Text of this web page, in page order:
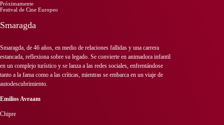
Próximamente
Festival de Cine Europeo
Smaragda
Smaragda, de 46 años, en medio de relaciones fallidas y una carrera
estancada, reflexiona sobre su legado. Se convierte en animadora infantil
en un complejo turístico y se lanza a las redes sociales, enfrentándose
tanto a la fama como a las críticas, mientras se embarca en un viaje de
autodescubrimiento.
Emilios Avraam
Chipre